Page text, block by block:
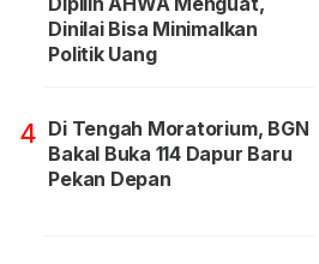
Dinilai Bisa Minimalkan
Politik Uang
4 Di Tengah Moratorium, BGN
Bakal Buka 114 Dapur Baru
Pekan Depan